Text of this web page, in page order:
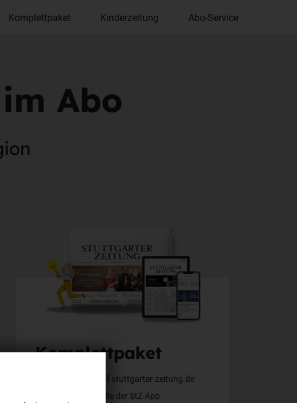
Komplettpaket Kinderzeitung Abo-Service
Abo
Komplettpaket
Alle Inhalte auf stuttgarter-zeitung.de
Alle Web-Inhalte der StZ-App